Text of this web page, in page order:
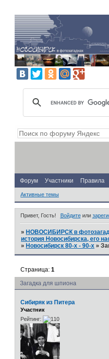
Форум Участники Правила
Активные темы
Привет, Гость! Войдитеили
» НОВОСИБИРСК в
история Новосибирска, его
» Новосибирск 80-х - 90-х »
Загадка для шпиона
Страница:1
Сибиряк из Питера
Участник
Рейтинг: